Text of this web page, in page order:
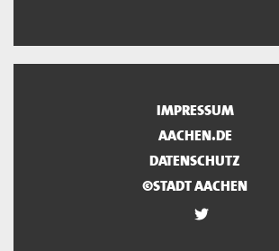
IMPRESSUM
AACHEN.DE
DATENSCHUTZ
©STADT AACHEN